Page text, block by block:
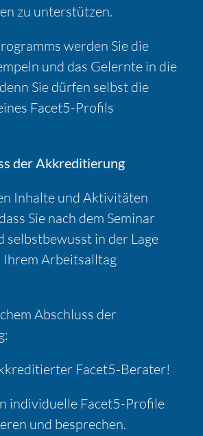
zu unterstützen.
werden Sie die
und das Gelernte in die
Sie dürfen selbst die
Facet5-Profils
der Akkreditierung
Inhalte und Aktivitäten
Sie nach dem Seminar
selbstbewusst in der Lage
Ihrem Arbeitsalltag
Abschluss der
Facet5-Berater!
individuelle Facet5-Profile
und besprechen.